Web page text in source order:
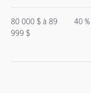
80 000 $ à 89
999 $
40 %